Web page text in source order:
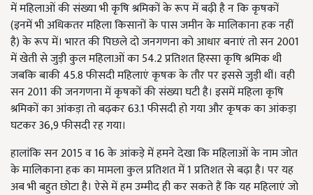
में महिलाओं की संख्या भी कृषि श्रमिकों के रूप में बढ़ी है न कि कृषकों
(इनमें भी अधिकतर महिला किसानों के पास जमीन के मालिकाना हक नहीं
है) के रूप में। भारत की पिछले दो जनगणना को आधार बनाएं तो सन 2001
में खेती से जुड़ी कुल महिलाओं का 54.2 प्रतिशत हिस्सा कृषि श्रमिक थी
जबकि बाकी 45.8 फीसदी महिलाएं कृषक के तौर पर इससे जुड़ी थीं। वही
सन 2011 की जनगणना में कृषकों की संख्या घटी है। इसमें महिला कृषि
श्रमिकों का आंकड़ा तो बढ़कर 63.1 फीसदी हो गया और कृषक का आंकड़ा
घटकर 36,9 फीसदी रह गया।
हालांकि सन 2015 व 16 के आंकड़े में हमने देखा कि महिलाओं के नाम जोत
के मालिकाना हक का मामला कुल प्रतिशत में 1 प्रतिशत से बढ़ा है। पर यह
अब भी बहुत छोटा है। ऐसे में हम उम्मीद ही कर सकते हैं कि यह महिलाएं जो